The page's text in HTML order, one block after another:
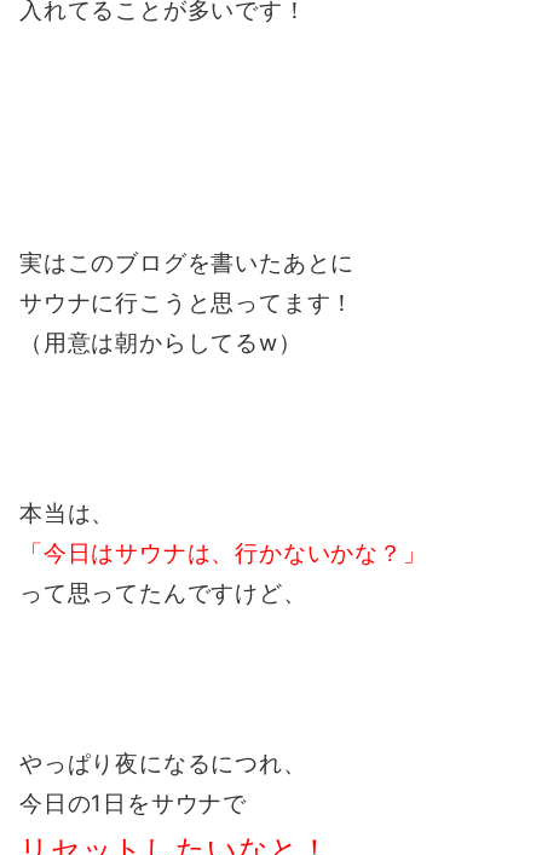
入れてることが多いです！
実はこのブログを書いたあとに
サウナに行こうと思ってます！
（用意は朝からしてるw）
本当は、
「今日はサウナは、行かないかな？」
って思ってたんですけど、
やっぱり夜になるにつれ、
今日の1日をサウナで